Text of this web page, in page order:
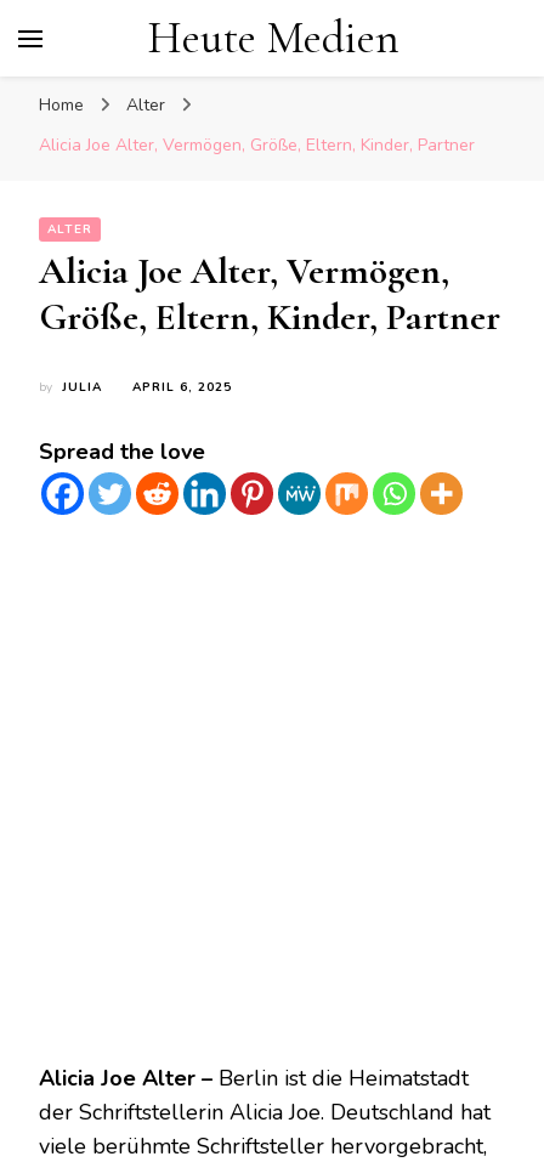
Heute Medien
Home
Alter
Alicia Joe Alter, Vermögen, Größe, Eltern, Kinder, Partner
ALTER
Alicia Joe Alter, Vermögen,
Größe, Eltern, Kinder, Partner
by JULIA APRIL 6, 2025
Spread the love
Alicia Joe Alter – Berlin ist die Heimatstadt
der Schriftstellerin Alicia Joe. Deutschland hat
viele berühmte Schriftsteller hervorgebracht,